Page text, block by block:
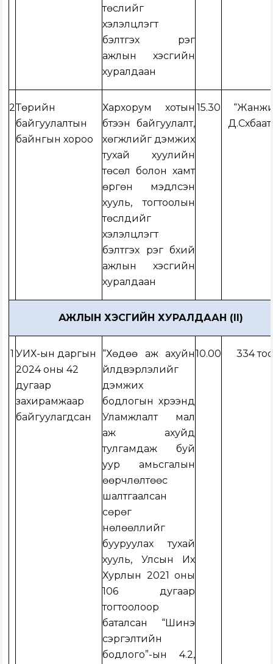
төслийг
хэлэлцүүлэгт
бэлтгэх үүрэг
ажлын хэсгийн
хуралдаан
2Төрийн
байгуулалтын
байнгын хороо
Хархорум хотын
бүтээн байгуулалт,
хөгжлийг дэмжих
тухай хуулийн
төсөл болон хамт
өргөн мэдүүлсэн
хууль, тогтоолын
төслүүдийг
хэлэлцүүлэгт
бэлтгэх үүрэг бүхий
ажлын хэсгийн
хуралдаан
15.30
АЖЛЫН ХЭСГИЙН ХУРАЛДААН (II)
1 УИХ-ын даргын
2024 оны 42
дугаар
захирамжаар
байгуулагдсан
“Хөдөө аж ахуйн
үйлдвэрлэлийг
дэмжих
бодлогын хүрээнд
Уламжлалт мал
аж ахуйд
тулгамдаж буй
уур амьсгалын
өөрчлөлтөөс
шалтгаалсан
сөрөг
нөлөөллийг
бууруулах тухай
хууль, Улсын Их
Хурлын 2021 оны
106 дугаар
тогтоолоор
баталсан “Шинэ
сэргэлтийн
бодлого”-ын 4.2,
10.00 334